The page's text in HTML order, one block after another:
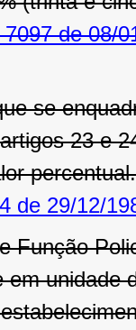
de 08/
se
23 e
percentual.
de 29/12/
Função
em unidade